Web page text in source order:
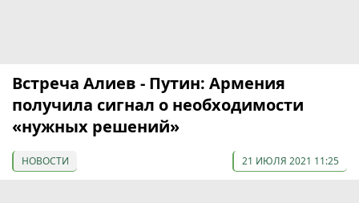
Встреча Алиев - Путин: Армения
получила сигнал о необходимости
«нужных решений»
НОВОСТИ 21 ИЮЛЯ 2021 11:25